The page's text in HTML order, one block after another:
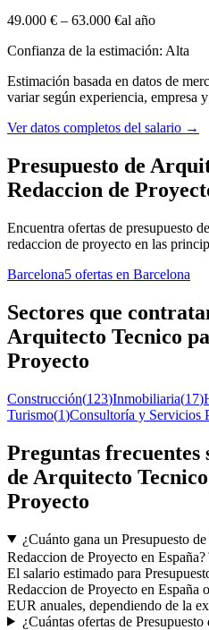
49.000 € – 63.000 €al año
Confianza de la estimación: Alta
Estimación basada en datos de
variar según experiencia, empresa
Ver datos completos del salario →
Presupuesto de
Redaccion de
Encuentra ofertas de presupuesto
redaccion de proyecto en las
Barcelona5 ofertas en Barcelona
Sectores que
Arquitecto Tecnico
Proyecto
Construcción(123)Inmobiliaria(17)
Turismo(1)Consultoría y Servicios
Preguntas frecuentes
de Arquitecto
Proyecto
¿Cuánto gana un Presupuesto
Redaccion de Proyecto en España?
El salario estimado para
Redaccion de Proyecto en España
EUR anuales, dependiendo de la
¿Cuántas ofertas de